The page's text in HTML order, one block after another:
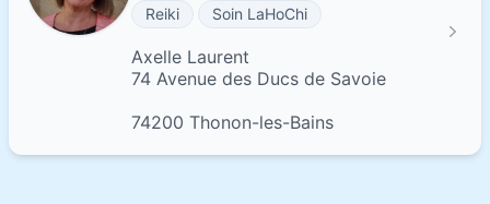
Reiki Soin LaHoChi
Axelle Laurent
74 Avenue des Ducs de Savoie
74200 Thonon-les-Bains